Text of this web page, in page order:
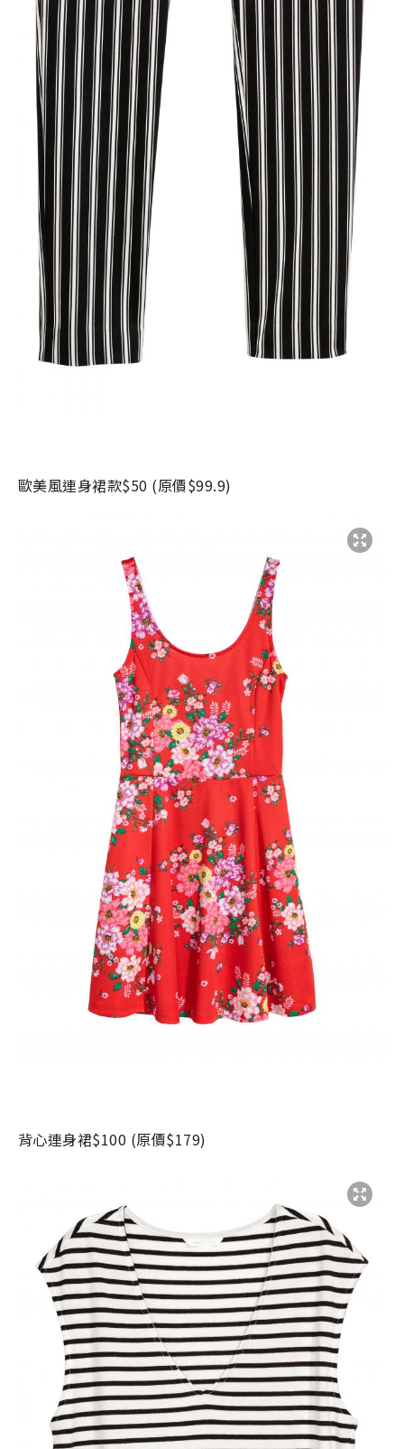
歐美風連身裙款$50 (原價$99.9)
背心連身裙$100 (原價$179)